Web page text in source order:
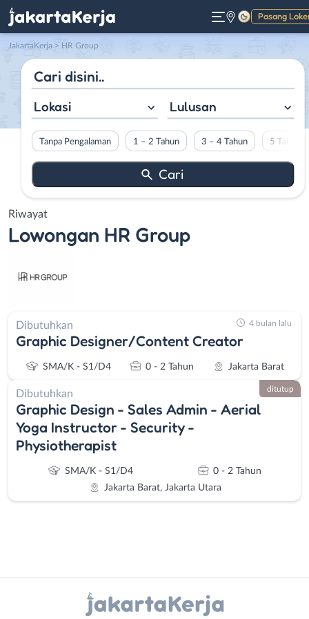
Pasang
Gelap
JakartaKerja > HR Group
Lokasi Lulusan
Tanpa Pengalaman 1 – 2 Tahun 3 – 4 Tahun 5 Tahun
Riwayat
Lowongan HR Group
Dibutuhkan
Graphic Designer/Content Creator
SMA/K - S1/D4 0 - 2 Tahun Jakarta Barat
4 bulan lalu
Dibutuhkan
Graphic Design - Sales Admin - Aerial
Yoga Instructor - Security -
Physiotherapist
SMA/K - S1/D4
0 - 2 Tahun
Jakarta Barat, Jakarta Utara
ditutup
X - Twitter Telegram
Kanal Lainnya..